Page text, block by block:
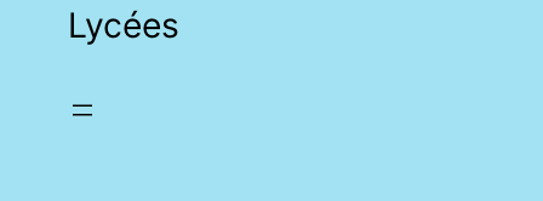
Lycées